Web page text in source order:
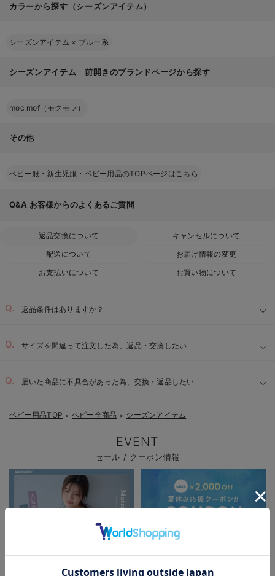
カラーから探す（シーズンアイテム）
シーズンアイテム × ブルー系
シーズンアイテム 前開きのブランドページから探す
moc mof（モクモフ）
その他
ベビー服・新生児服・ベビー用品のTOPページはこちら
Q&A お客様からのよくあるご質問
返品交換について
キャンセルについて
配送について
お届け情報の変更
お支払いについて
お買い物について
返品条件はありますか？
サイズを間違って注文した為、返品・交換したい
届いた商品に不具合があった為、交換・返品したい
お気に入り商品を確認する
ベビー用品TOP ＞ ベビー全商品 ＞ シーズンアイテム
EVENT
セール / クーポン情報